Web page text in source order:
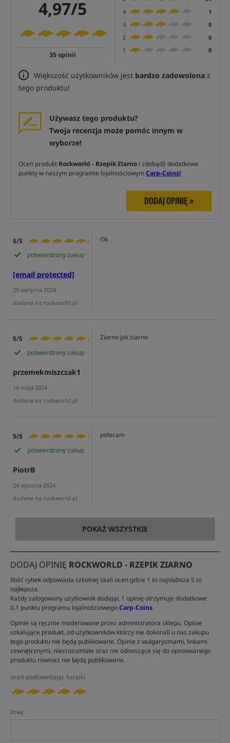
4,97/5
35 opinii
4
1
3
0
2
0
1
0
Większość użytkowników jest bardzo zadowolona z
tego produktu!
Używasz tego produktu?
Twoja recenzja może pomóc innym w
wyborze!
Oceń produkt Rockworld - Rzepik Ziarno i zdobądź dodatkowe
punkty w naszym programie lojalnościowymCarp-Coins!
DODAJ OPINIĘ »
5/5
potwierdzony zakup
[email protected]
20 sierpnia 2024
dodane na rockworld.pl
Ok
5/5
potwierdzony zakup
przemekmiszczak1
16 maja 2024
dodane na rockworld.pl
Ziarno jak ziarno
5/5
potwierdzony zakup
PiotrB
24 stycznia 2024
dodane na rockworld.pl
polecam
POKAŻ WSZYSTKIE
DODAJ OPINIĘ ROCKWORLD - RZEPIK ZIARNO
Ilość rybek odpowiada szkolnej skali ocen gdzie 1 to najsłabsza 5 to
najlepsza.
Każdy zalogowany użytkownik dodając 1 opinię otrzymuje dodatkowe
0.1 punktu programu lojalnościowegoCarp-Coins.
Opinie są ręcznie moderowane przez administratora sklepu. Opinie
szkalujące produkt, od użytkowników którzy nie dokonali u nas zakupu
tego produktu nie będą publikowane. Opinie z wulgaryzmami, linkami
zewnętrznymi, niezrozumiałe oraz nie odnoszące się do opiniowanego
produktu również nie będą publikowane.
oceń podświetlając karpiki
Imię: